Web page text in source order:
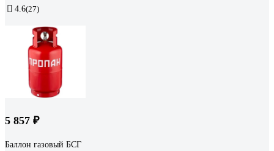
4.6(27)
5 857 ₽
Баллон газовый БСГ